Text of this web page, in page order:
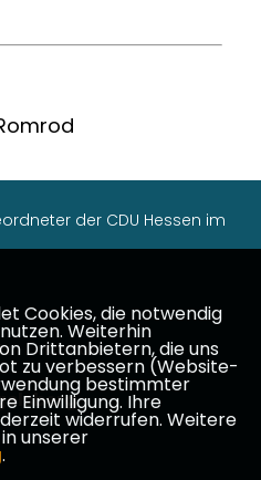
der CDU Hessen im
Kontakt
Cookies, die notwendig
Weiterhin
Drittanbietern, die uns
zu verbessern (Website-
bestimmter
Einwilligung. Ihre
widerrufen. Weitere
unserer
.